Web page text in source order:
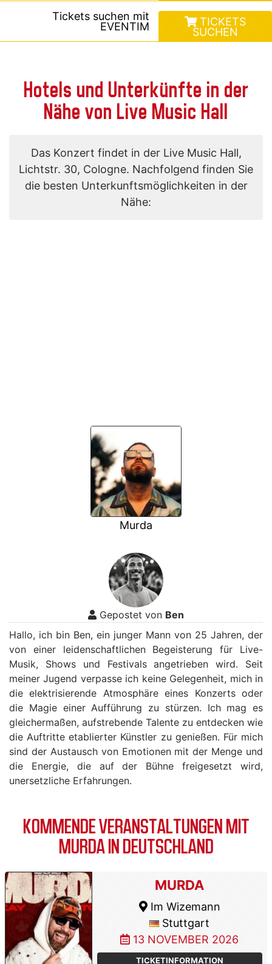
Tickets suchen mit
EVENTIM
TICKETS
SUCHEN
Hotels und Unterkünfte in der
Nähe von Live Music Hall
Das Konzert findet in der Live Music Hall,
Lichtstr. 30, Cologne. Nachfolgend finden Sie
die besten Unterkunftsmöglichkeiten in der
Nähe:
Murda
Gepostet von Ben
Hallo, ich bin Ben, ein junger Mann von 25 Jahren, der
von einer leidenschaftlichen Begeisterung für Live-
Musik, Shows und Festivals angetrieben wird. Seit
meiner Jugend verpasse ich keine Gelegenheit, mich in
die elektrisierende Atmosphäre eines Konzerts oder
die Magie einer Aufführung zu stürzen. Ich mag es
gleichermaßen, aufstrebende Talente zu entdecken wie
die Auftritte etablierter Künstler zu genießen. Für mich
sind der Austausch von Emotionen mit der Menge und
die Energie, die auf der Bühne freigesetzt wird,
unersetzliche Erfahrungen.
KOMMENDE VERANSTALTUNGEN MIT
MURDA IN DEUTSCHLAND
MURDA
Im Wizemann
Stuttgart
13 NOVEMBER 2026
TICKETINFORMATION